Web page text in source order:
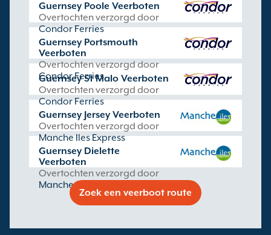
Guernsey Poole Veerboten
Overtochten verzorgd door
Condor Ferries
Guernsey Portsmouth
Veerboten
Overtochten verzorgd door
Condor Ferries
Guernsey St Malo Veerboten
Overtochten verzorgd door
Condor Ferries
Guernsey Jersey Veerboten
Overtochten verzorgd door
Manche Iles Express
Guernsey Dielette
Veerboten
Overtochten verzorgd door
Manche Iles Express
Zoek een veerboot route